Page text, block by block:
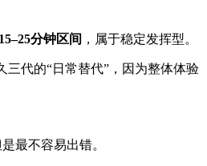
15–25分钟区间 ，属于稳定发挥型。
三代的“日常替代”，因为整体体验
最不容易出错。